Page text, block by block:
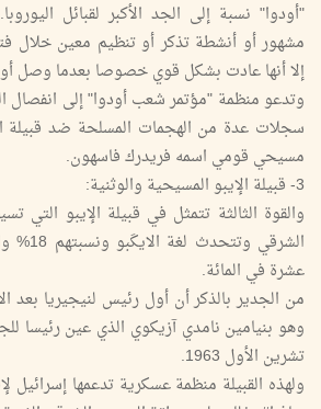
"أودوا" نسبة إلى الجد الأكبر لقبائل
مشهور أو أنشطة تذكر أو تنظيم معين خلال
إلا أنها عادت بشكل قوي خصوصا بعدما وصل
وتدعو منظمة "مؤتمر شعب أودوا" إلى انفصال
سجلات عدة من الهجمات المسلحة ضد قبيلة
مسيحي قومي اسمه فريدرك فاسهون.
3- قبيلة الإيبو المسيحية والوثنية:
والقوة الثالثة تتمثل في قبيلة الإيبو التي
الشرقي
عشرة في المائة.
من الجدير بالذكر أن أول رئيس لنيجيريا بعد
وهو بنيامين نامدي آزيكوي الذي عين رئيسا
تشرين الأول 1963.
ولهذه القبيلة منظمة عسكرية تدعمها إسرائيل